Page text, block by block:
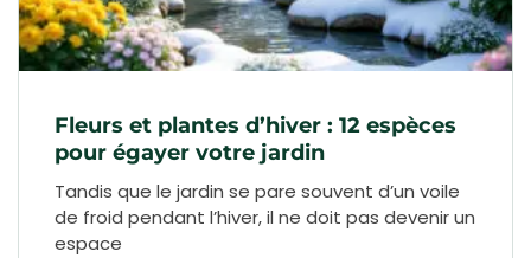
Fleurs et plantes d’hiver : 12 espèces
pour égayer votre jardin
Tandis que le jardin se pare souvent d’un voile
de froid pendant l’hiver, il ne doit pas devenir un
espace